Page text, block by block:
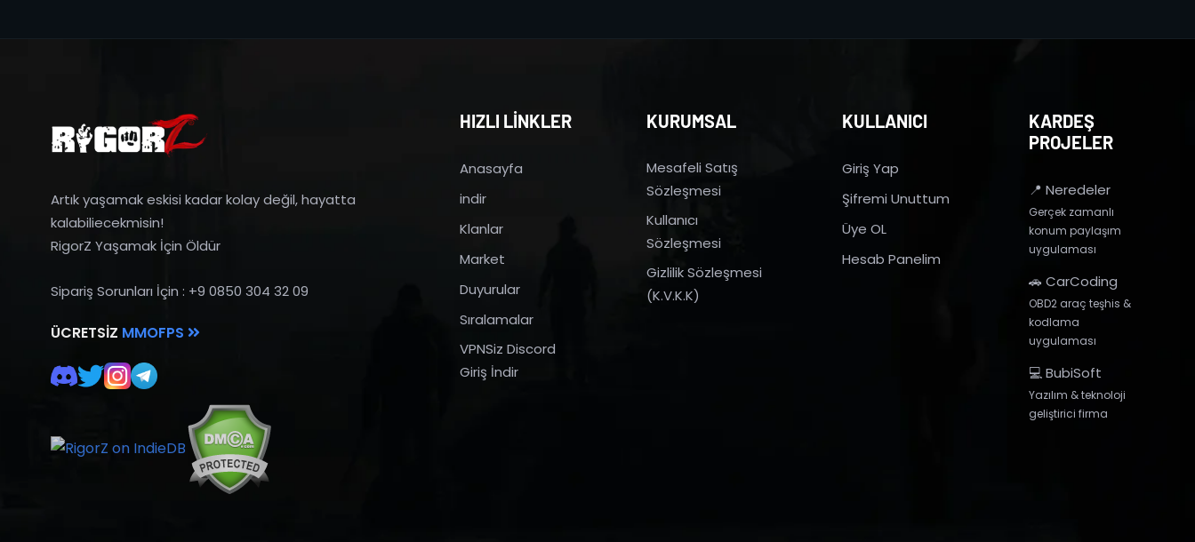
Artık yaşamak eskisi kadar kolay değil, hayatta
kalabiliecekmisin!
RigorZ Yaşamak İçin Öldür
Sipariş Sorunları İçin : +9 0850 304 32 09
ÜCRETSIZ MMOFPS
HIZLI LİNKLER
Anasayfa
indir
Klanlar
Market
Duyurular
Sıralamalar
VPNSiz Discord
Giriş İndir
KURUMSAL
Mesafeli Satış
Sözleşmesi
Kullanıcı
Sözleşmesi
Gizlilik Sözleşmesi
(K.V.K.K)
KULLANICI
Giriş Yap
Şifremi Unuttum
Üye OL
Hesab Panelim
KARDEŞ
PROJELER
📍 Neredeler
Gerçek zamanlı
konum paylaşım
uygulaması
🚗 CarCoding
OBD2 araç teşhis &
kodlama
uygulaması
💻 BubiSoft
Yazılım & teknoloji
geliştirici firma